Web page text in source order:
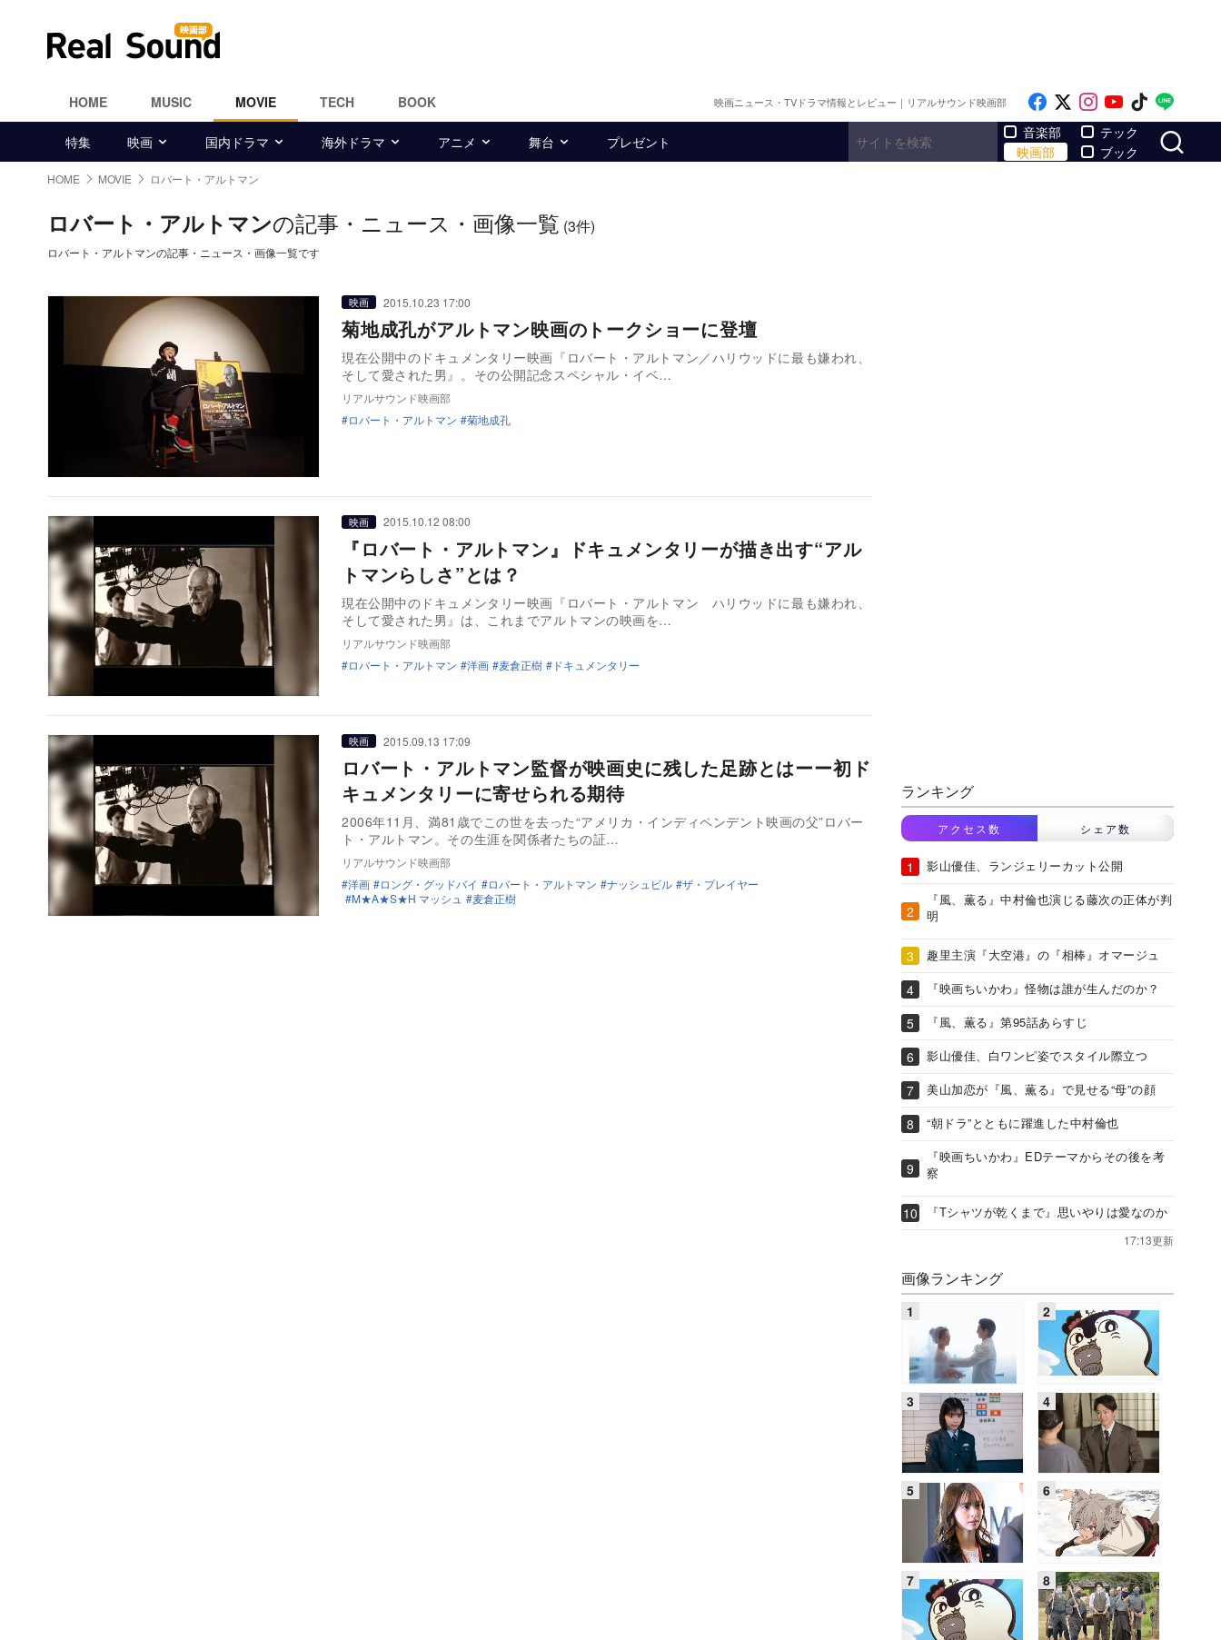
HOME MUSIC MOVIE TECH BOOK 映画ニュース・TVドラマ情報とレビュー｜リアルサウンド映画部 Like on Facebook
Follow on x
Follow on
Follow on
Follow
特集 映画 国内ドラマ 海外ドラマ アニメ 舞台 プレゼント
音楽部
映画部
テック
ブック
HOME MOVIE ロバート・アルトマン
ロバート・アルトマンの記事・ニュース・画像一覧 (3件)
ロバート・アルトマンの記事・ニュース・画像一覧です
映画 2015.10.23 17:00
菊地成孔がアルトマン映画のトークショーに登壇
現在公開中のドキュメンタリー映画『ロバート・アルトマン／ハリウッドに最も嫌われ、
そして愛された男』。その公開記念スペシャル・イベ…
リアルサウンド映画部
ロバート・アルトマン
菊地成孔
映画 2015.10.12 08:00
『ロバート・アルトマン』ドキュメンタリーが描き出す“アル
トマンらしさ”とは？
現在公開中のドキュメンタリー映画『ロバート・アルトマン ハリウッドに最も嫌われ、
そして愛された男』は、これまでアルトマンの映画を…
リアルサウンド映画部
ロバート・アルトマン
洋画 麦倉正樹 ドキュメンタリー
映画 2015.09.13 17:09
ロバート・アルトマン監督が映画史に残した足跡とはーー初ド
キュメンタリーに寄せられる期待
2006年11月、満81歳でこの世を去った“アメリカ・インディペンデント映画の父”ロバー
ト・アルトマン。その生涯を関係者たちの証…
リアルサウンド映画部
洋画
ロング・グッドバイ ロバート・アルトマン ナッシュビル
ザ・プレイヤー
M★A★S★H マッシュ
麦倉正樹
ランキング
アクセス数 シェア数
影山優佳、ランジェリーカット公開
『風、薫る』中村倫也演じる藤次の正体が判
明
趣里主演『大空港』の『相棒』オマージュ
『映画ちいかわ』怪物は誰が生んだのか？
『風、薫る』第95話あらすじ
影山優佳、白ワンピ姿でスタイル際立つ
美山加恋が『風、薫る』で見せる“母”の顔
“朝ドラ”とともに躍進した中村倫也
『映画ちいかわ』EDテーマからその後を考
察
『Tシャツが乾くまで』思いやりは愛なのか
17:13更新
画像ランキング